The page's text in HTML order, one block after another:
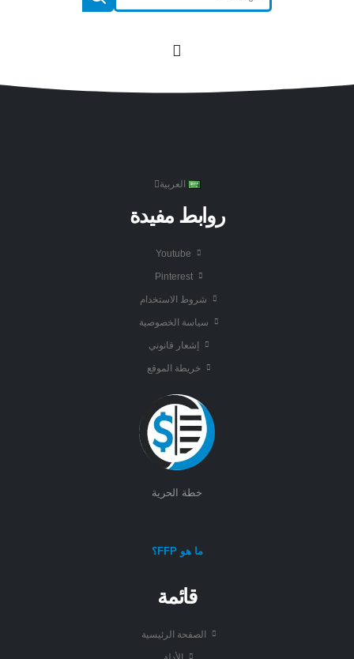
العربية
روابط مفيدة
Youtube
Pinterest
شروط الاستخدام
سياسة الخصوصية
إشعار قانوني
خريطة الموقع
خطة الحرية
ما هو FFP؟
قائمة
الصفحة الرئيسية
الأدلة